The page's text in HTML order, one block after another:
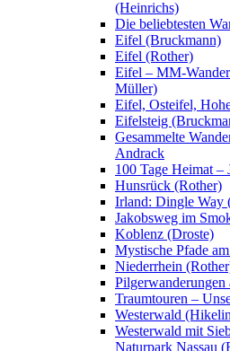
(Heinrichs)
Die beliebtesten
Eifel (Bruckmann)
Eifel (Rother)
Eifel – MM-
Müller)
Eifel, Osteifel,
Eifelsteig
Gesammelte
Andrack
100 Tage Heimat –
Hunsrück (Rother)
Irland: Dingle Way
Jakobsweg im
Koblenz (Droste)
Mystische Pfade
Niederrhein
Traumtouren –
Westerwald
Westerwald mit
Naturpark Nassau